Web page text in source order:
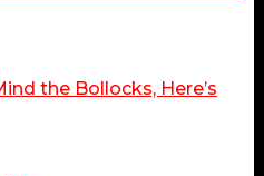
the Bollocks, Here’s